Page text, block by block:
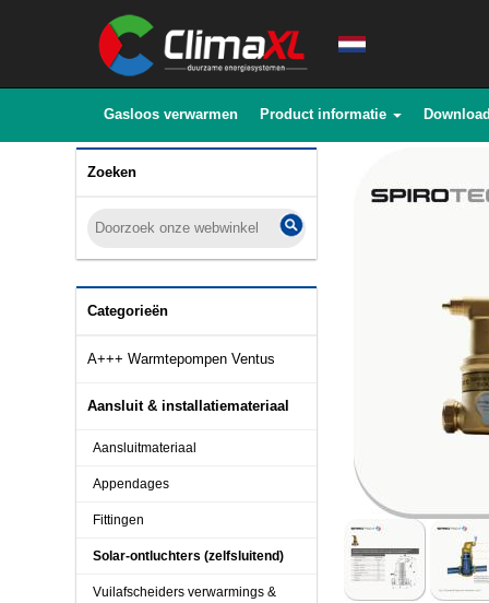
Gasloos verwarmen Product informatie
Zoeken
Categorieën
A+++ Warmtepompen Ventus
Aansluit & installatiemateriaal
Aansluitmateriaal
Appendages
Fittingen
Solar-ontluchters (zelfsluitend)
Vuilafscheiders verwarmings &